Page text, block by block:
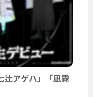
辻アゲハ」「凪霧